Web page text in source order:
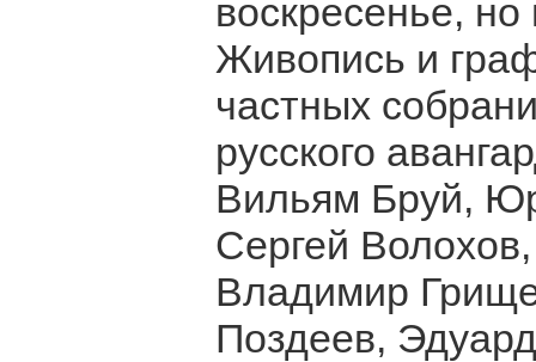
воскресенье,
Живопись и
частных
русского
Вильям Бруй,
Сергей
Владимир
Поздеев,